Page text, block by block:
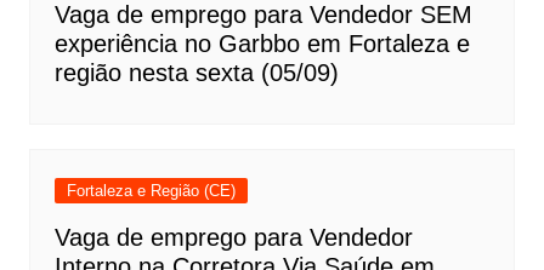
Vaga de emprego para Vendedor SEM
experiência no Garbbo em Fortaleza e
região nesta sexta (05/09)
Fortaleza e Região (CE)
Vaga de emprego para Vendedor